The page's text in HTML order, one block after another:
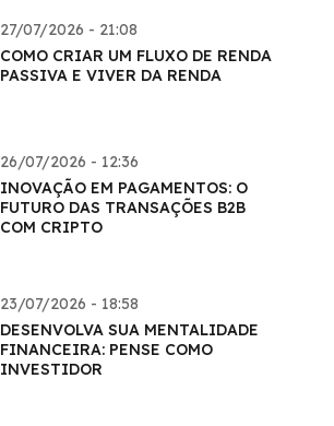
27/07/2026 - 21:08
COMO CRIAR UM FLUXO DE RENDA
PASSIVA E VIVER DA RENDA
26/07/2026 - 12:36
INOVAÇÃO EM PAGAMENTOS: O
FUTURO DAS TRANSAÇÕES B2B
COM CRIPTO
23/07/2026 - 18:58
DESENVOLVA SUA MENTALIDADE
FINANCEIRA: PENSE COMO
INVESTIDOR